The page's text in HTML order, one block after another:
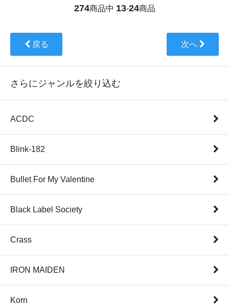
274商品中 13-24商品
戻る 次へ
さらにジャンルを絞り込む
ACDC
Blink-182
Bullet For My Valentine
Black Label Society
Crass
IRON MAIDEN
Korn